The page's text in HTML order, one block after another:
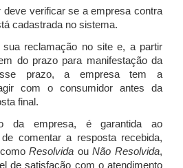
deve verificar se a empresa contra
cadastrada no sistema.
reclamação no site e, a partir
do prazo para manifestação da
prazo, a empresa tem a
com o consumidor antes da
final.
da empresa, é garantida ao
comentar a resposta recebida,
comoResolvida ouNão Resolvida,
de satisfação com o atendimento